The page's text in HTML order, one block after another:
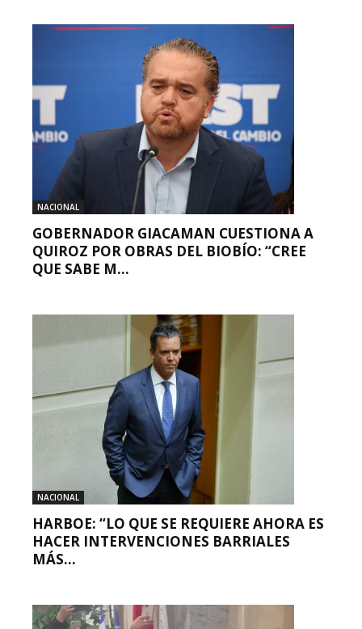
NACIONAL
GOBERNADOR GIACAMAN CUESTIONA A
QUIROZ POR OBRAS DEL BIOBÍO: “CREE
QUE SABE M...
NACIONAL
HARBOE: “LO QUE SE REQUIERE AHORA ES
HACER INTERVENCIONES BARRIALES
MÁS...